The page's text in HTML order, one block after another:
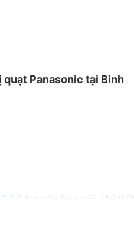
Panasonic tại Bình
tư vấn báo giá chi tiết